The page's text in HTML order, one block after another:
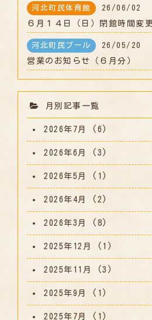
河北町民体育館 26/06/02
６月１４日（日）閉館時間変
河北町民プール 26/05/20
営業のお知らせ（６月分）
月別記事一覧
2026年7月 (6)
2026年6月 (3)
2026年5月 (1)
2026年4月 (2)
2026年3月 (8)
2025年12月 (1)
2025年11月 (3)
2025年9月 (1)
2025年7月 (1)